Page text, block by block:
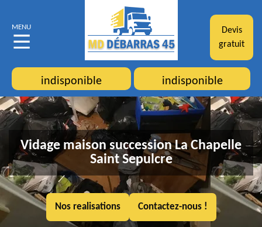
MENU
Devis
gratuit
indisponible indisponible
Vidage maison succession La Chapelle
Saint Sepulcre
Nos realisations Contactez-nous !